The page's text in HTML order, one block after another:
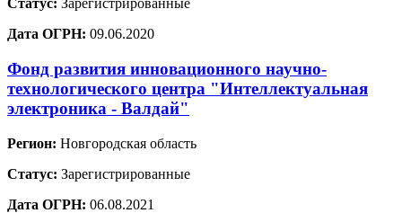
Статус: Зарегистрированные
Дата ОГРН: 09.06.2020
Фонд развития инновационного научно-
технологического центра "Интеллектуальная
электроника - Валдай"
Регион: Новгородская область
Статус: Зарегистрированные
Дата ОГРН: 06.08.2021